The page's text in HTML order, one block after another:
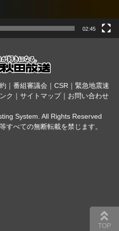
02:45
｜ 番組審議会 ｜ CSR｜ 緊急地震速
ク ｜ サイトマップ｜ お問い合わせ
System. All Rights Reserved
すべての無断転載を禁じます。